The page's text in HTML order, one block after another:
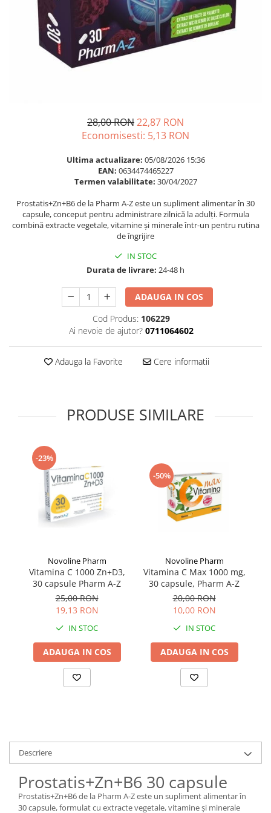
Omega 3
Par si unghii
Probiotice si prebiotice
Slabire si control greutate
Supliment Complexe
Supliment Fier
Supliment Magneziu
Supliment Vitamina E
Tincturi si Gemoderivate
Tuse gat si respiratie
Ingrijire par
Balsam masca si tratament
Produse cu SPF Pentru Fata
Repelenti insecte
28,00 RON22,87 RON
Economisesti: 5,13 RON
Ultima actualizare: 05/08/2026 15:36
EAN: 0634474465227
Termen valabilitate: 30/04/2027
Prostatis+Zn+B6 de la Pharm A-Z este un supliment alimentar în 30
capsule, conceput pentru administrare zilnică la adulți. Formula
combină extracte vegetale, vitamine și minerale într-un pentru rutina
de îngrijire
IN STOC
Durata de livrare: 24-48 h
ADAUGA IN COS
Cod Produs: 106229
Ai nevoie de ajutor? 0711064602
Adauga la Favorite Cere informatii
PRODUSE SIMILARE
-23%
Novoline Pharm
Vitamina C 1000 Zn+D3,
30 capsule Pharm A-Z
25,00 RON
19,13 RON
IN STOC
ADAUGA IN COS
-50%
Novoline Pharm
Vitamina C Max 1000 mg,
30 capsule, Pharm A-Z
20,00 RON
10,00 RON
IN STOC
ADAUGA IN COS
Descriere
Prostatis+Zn+B6 30 capsule
Prostatis+Zn+B6 de la Pharm A-Z este un supliment alimentar în
30 capsule, formulat cu extracte vegetale, vitamine și minerale